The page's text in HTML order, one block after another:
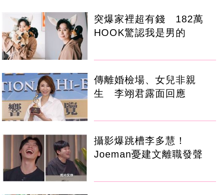
突爆家裡超有錢 182萬
HOOK驚認我是男的
傳離婚檢場、女兒非親
生 李翊君露面回應
攝影爆跳槽李多慧！
Joeman憂建文離職發聲